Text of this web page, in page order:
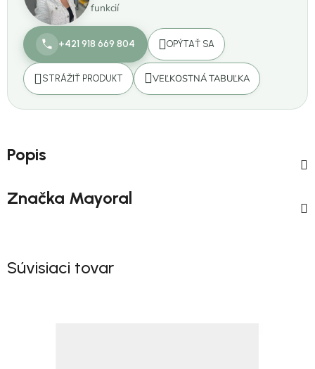
funkcií
+421 918 669 804 OPÝTAŤ SA
STRÁŽIŤ PRODUKT VEĽKOSTNÁ TABUĽKA
Popis
Značka Mayoral
Súvisiaci tovar